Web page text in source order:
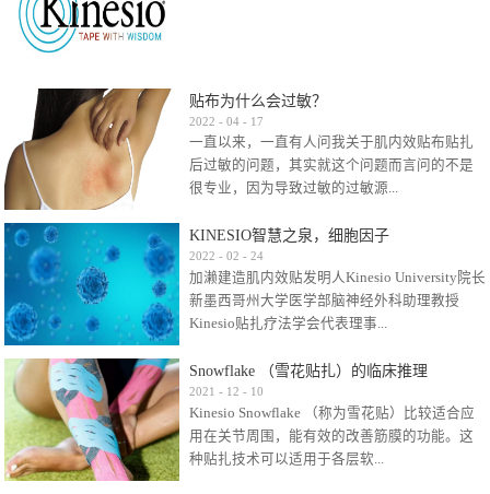
贴布为什么会过敏？
2022 - 04 - 17
一直以来，一直有人问我关于肌内效贴布贴扎
后过敏的问题，其实就这个问题而言问的不是
很专业，因为导致过敏的过敏源...
很多，比如试穿件衣服有时都会过敏，特定条
件下吃东西有时也会过敏，难道不吃不穿了？
其他品牌的在此我们不予评价，就KINESIO肌内
效贴布来说，40多年的研究开发制造肌内效贴
比如我本人，几乎天天接触KINESIO肌内效，无
论从皮肤适应性还是本人皮肤本身就不属于不
易过敏的那种，基本不会有过敏瘙痒的情况。
但是，当身体不适、休息不好、持续紧张等特
殊因素的影响下，有时还是会出现瘙痒过敏的
KINESIO智慧之泉，细胞因子
2022 - 02 - 24
加濑建造肌内效贴发明人Kinesio University院长
新墨西哥州大学医学部脑神经外科助理教授
Kinesio贴扎疗法学会代表理事...
Kinesio Taping Association International
（KTAI）名誉会长 身体具有免疫、疼痛、细胞
破坏、发热、修复、增殖、再生等自然愈合能
力。 多作为细胞因子存在于皮肤表皮、真皮、
Snowflake （雪花贴扎）的临床推理
2021 - 12 - 10
Kinesio Snowflake （称为雪花贴）比较适合应
用在关节周围，能有效的改善筋膜的功能。这
种贴扎技术可以适用于各层软...